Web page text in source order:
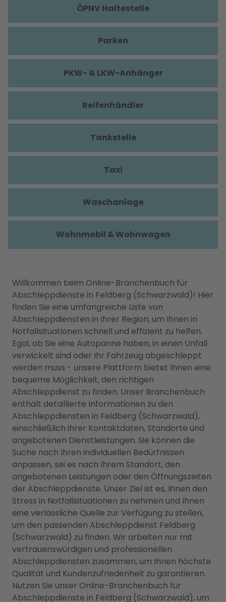
Willkommen beim Online-Branchenbuch für
Abschleppdienste in Feldberg (Schwarzwald)! Hier
finden Sie eine umfangreiche Liste von
Abschleppdiensten in Ihrer Region, um Ihnen in
Notfallsituationen schnell und effizient zu helfen.
Egal, ob Sie eine Autopanne haben, in einen Unfall
verwickelt sind oder Ihr Fahrzeug abgeschleppt
werden muss - unsere Plattform bietet Ihnen eine
bequeme Möglichkeit, den richtigen
Abschleppdienst zu finden. Unser Branchenbuch
enthält detaillierte Informationen zu den
Abschleppdiensten in Feldberg (Schwarzwald),
einschließlich ihrer Kontaktdaten, Standorte und
angebotenen Dienstleistungen. Sie können die
Suche nach Ihren individuellen Bedürfnissen
anpassen, sei es nach Ihrem Standort, den
angebotenen Leistungen oder den Öffnungszeiten
der Abschleppdienste. Unser Ziel ist es, Ihnen den
Stress in Notfallsituationen zu nehmen und Ihnen
eine verlässliche Quelle zur Verfügung zu stellen,
um den passenden Abschleppdienst Feldberg
(Schwarzwald) zu finden. Wir arbeiten nur mit
vertrauenswürdigen und professionellen
Abschleppdiensten zusammen, um Ihnen höchste
Qualität und Kundenzufriedenheit zu garantieren.
Nutzen Sie unser Online-Branchenbuch für
Abschleppdienste in Feldberg (Schwarzwald), um
ÖPNV Haltestelle
Parken
PKW- & LKW-Anhänger
Reifenhändler
Tankstelle
Taxi
Waschanlage
Wohnmobil & Wohnwagen